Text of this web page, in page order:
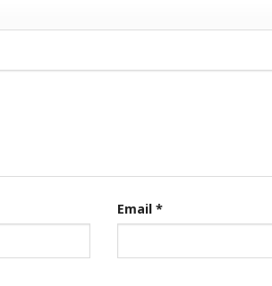
Email *